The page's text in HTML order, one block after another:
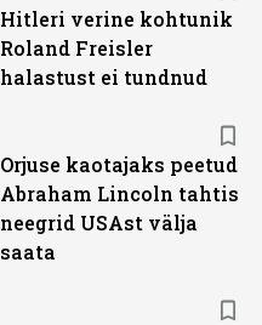
Hitleri verine kohtunik
Roland Freisler
halastust ei tundnud
Orjuse kaotajaks peetud
Abraham Lincoln tahtis
neegrid USAst välja
saata